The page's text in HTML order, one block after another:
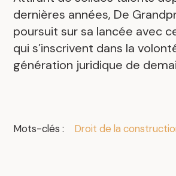
dernières années, De
poursuit sur sa lancée avec
qui s’inscrivent dans la
génération juridique de
Mots-clés : Droit de la